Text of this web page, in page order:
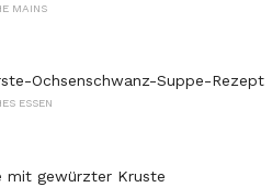
MAINS
Ochsenschwanz-Suppe-Rezept
ESSEN
mit gewürzter Kruste